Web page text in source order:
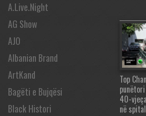
A.Live.Night
AG Show
AJO
Albanian Brand
ArtKand
Bagëti e Bujqësi
Black Histori
Top
40-
në